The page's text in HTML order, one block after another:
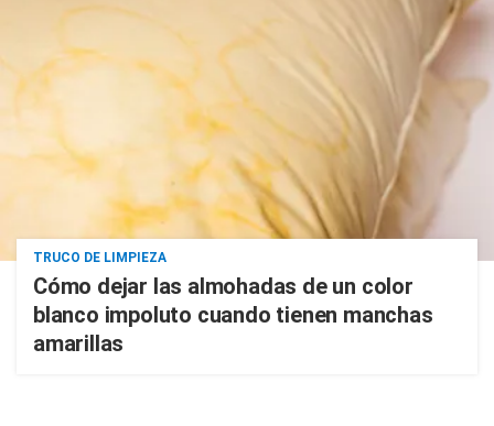
TRUCO DE LIMPIEZA
Cómo dejar las almohadas de un color
blanco impoluto cuando tienen manchas
amarillas